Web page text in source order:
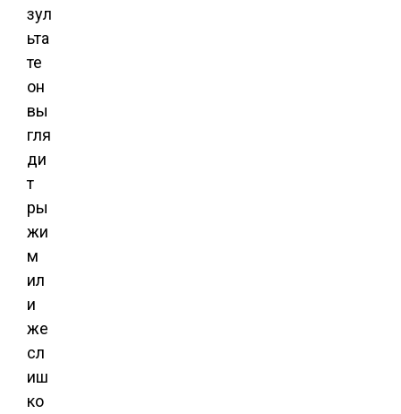
зул
ьта
те
он
вы
гля
ди
т
ры
жи
м
ил
и
же
сл
иш
ко